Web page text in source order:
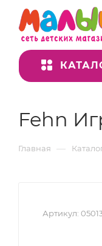
Fehn
Главная —
Артикул: